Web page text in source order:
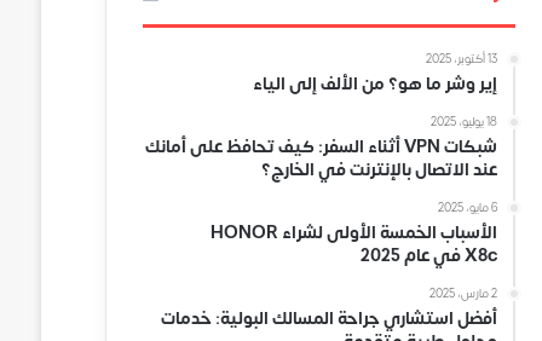
13 أكتوبر، 2025
إير وشر ما هو؟ من الألف إلى الياء
18 يوليو، 2025
شبكات VPN أثناء السفر: كيف تحافظ على أمانك
عند الاتصال بالإنترنت في الخارج؟
6 مايو، 2025
الأسباب الخمسة الأولى لشراء HONOR
X8c في عام 2025
2 مارس، 2025
أفضل استشاري جراحة المسالك البولية: خدمات